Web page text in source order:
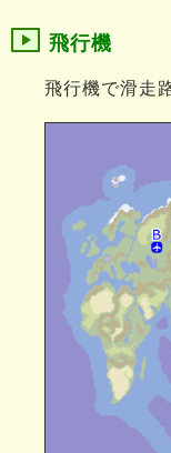
飛行機
飛行機で滑走